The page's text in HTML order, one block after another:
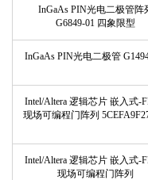
InGaAs PIN光电二极管阵
G6849-01 四象限型
InGaAs PIN光电二极管
Intel/Altera 逻辑芯片 嵌入式-
现场可编程门阵列
Intel/Altera 逻辑芯片 嵌入式-
现场可编程门阵列